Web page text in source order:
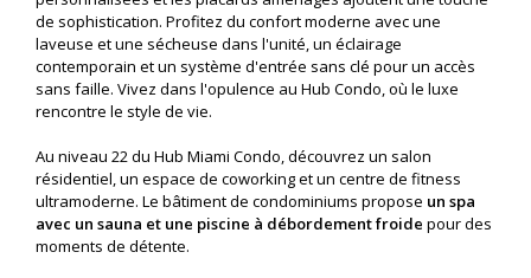
de sophistication. Profitez du confort moderne avec une
laveuse et une sécheuse dans l'unité, un éclairage
contemporain et un système d'entrée sans clé pour un accès
sans faille. Vivez dans l'opulence au Hub Condo, où le luxe
rencontre le style de vie.
Au niveau 22 du Hub Miami Condo, découvrez un salon
résidentiel, un espace de coworking et un centre de fitness
ultramoderne. Le bâtiment de condominiums propose un spa
avec un sauna et une piscine à débordement froide pour des
moments de détente.